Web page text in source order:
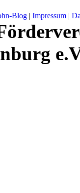
Blog | Impressum |